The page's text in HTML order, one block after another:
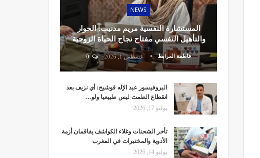
NEWS
المستشارة النفسية مريم مدنيب: الحوار
والتأهيل النفسي مفتاح نجاح الحياة الزوجية
فاطمة المرابط أغسطس 1, 2026 0
البروفيسور عبد الإله قوشيح: أي نزيف بعد
انقطاع الطمث ليس طبيعيا ولو…
يوليو 17, 2026
تأخر الشحنات وغلاء الكواشف يفاقمان أزمة
الأدوية والمختبرات في المغرب
يوليو 14, 2026